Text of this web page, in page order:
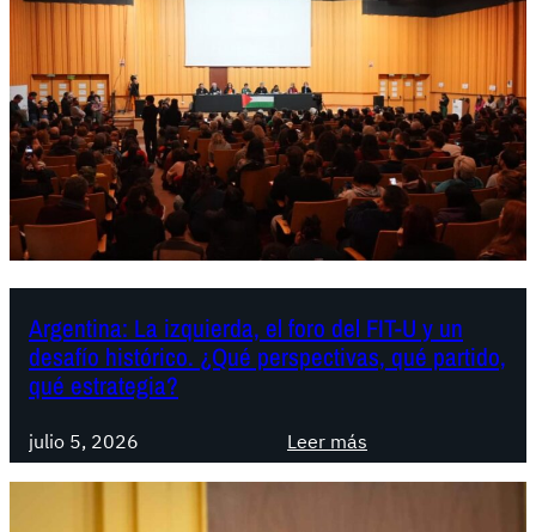
Argentina: La izquierda, el foro del FIT-U y un
desafío histórico. ¿Qué perspectivas, qué partido,
qué estrategia?
julio 5, 2026 Leer más
A